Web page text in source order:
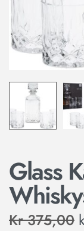
Glass
Kr375,00